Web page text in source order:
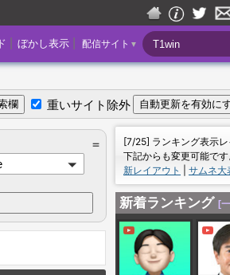
配信サイト ▼
ぼかし表示
重いサイト除外
＝
[7/25] ランキング表示レ
下記からも変更可能です
新レイアウト
サムネ大
新着ランキング [